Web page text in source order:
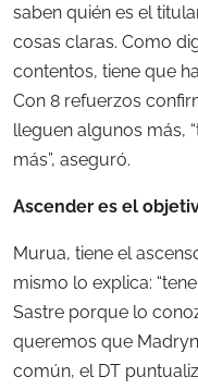
saben quién es el
cosas claras. Como
contentos, tiene que
Con 8 refuerzos
lleguen algunos más,
más”, aseguró.
Ascender es el
Murua, tiene el
mismo lo explica:
Sastre porque lo
queremos que
común, el DT